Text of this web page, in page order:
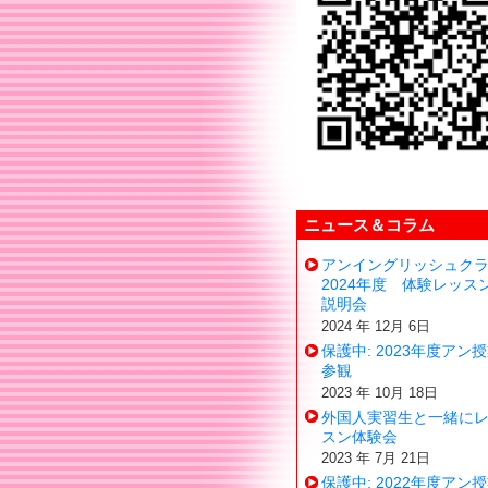
ニュース＆コラム
アンイングリッシュク
2024年度 体験レッス
説明会
2024 年 12月 6日
保護中: 2023年度アン
参観
2023 年 10月 18日
外国人実習生と一緒に
スン体験会
2023 年 7月 21日
保護中: 2022年度アン